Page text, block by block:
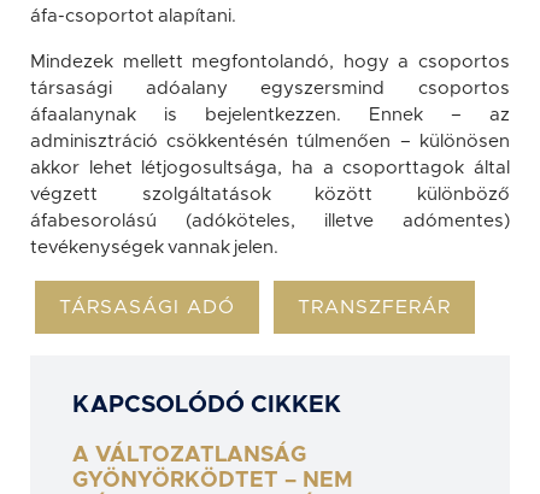
áfa-csoportot alapítani.
Mindezek mellett megfontolandó, hogy a csoportos
társasági adóalany egyszersmind csoportos
áfaalanynak is bejelentkezzen. Ennek – az
adminisztráció csökkentésén túlmenően – különösen
akkor lehet létjogosultsága, ha a csoporttagok által
végzett szolgáltatások között különböző
áfabesorolású (adóköteles, illetve adómentes)
tevékenységek vannak jelen.
TÁRSASÁGI ADÓ TRANSZFERÁR
KAPCSOLÓDÓ CIKKEK
A VÁLTOZATLANSÁG
GYÖNYÖRKÖDTET – NEM